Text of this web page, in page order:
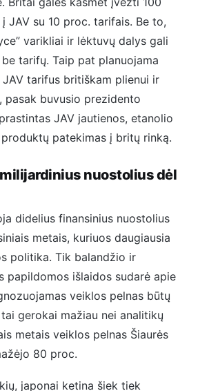
JAV su 10 proc. tarifais. Be to,
varikliai ir lėktuvų dalys gali
tarifų. Taip pat planuojama
tarifus britiškam plienui ir
pasak buvusio prezidento
JAV jautienos, etanolio
patekimas į britų rinką.
nuostolius dėl
didelius finansinius nuostolius
metais, kuriuos daugiausia
politika. Tik balandžio ir
papildomos išlaidos sudarė apie
veiklos pelnas būtų
gerokai mažiau nei analitikų
metais veiklos pelnas Šiaurės
80 proc.
japonai ketina šiek tiek